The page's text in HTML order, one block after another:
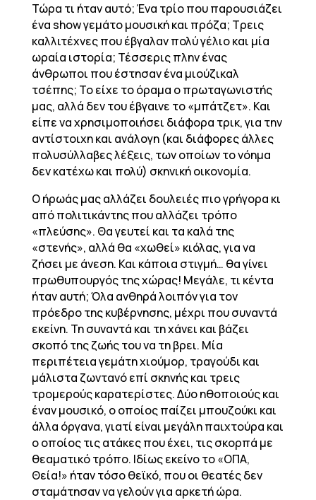
Τώρα τι ήταν αυτό; Ένα τρίο που παρουσιάζει
ένα show γεμάτο μουσική και πρόζα; Τρεις
καλλιτέχνες που έβγαλαν πολύ γέλιο και μία
ωραία ιστορία; Τέσσερις πλην ένας
άνθρωποι που έστησαν ένα μιούζικαλ
τσέπης; Το είχε το όραμα ο πρωταγωνιστής
μας, αλλά δεν του έβγαινε το «μπάτζετ». Και
είπε να χρησιμοποιήσει διάφορα τρικ, για την
αντίστοιχη και ανάλογη (και διάφορες άλλες
πολυσύλλαβες λέξεις, των οποίων το νόημα
δεν κατέχω και πολύ) σκηνική οικονομία.
Ο ήρωάς μας αλλάζει δουλειές πιο γρήγορα κι
από πολιτικάντης που αλλάζει τρόπο
«πλεύσης». Θα γευτεί και τα καλά της
«στενής», αλλά θα «χωθεί» κιόλας, για να
ζήσει με άνεση. Και κάποια στιγμή… θα γίνει
πρωθυπουργός της χώρας! Μεγάλε, τι κέντα
ήταν αυτή; Όλα ανθηρά λοιπόν για τον
πρόεδρο της κυβέρνησης, μέχρι που συναντά
εκείνη. Τη συναντά και τη χάνει και βάζει
σκοπό της ζωής του να τη βρει. Μία
περιπέτεια γεμάτη χιούμορ, τραγούδι και
μάλιστα ζωντανό επί σκηνής και τρεις
τρομερούς καρατερίστες. Δύο ηθοποιούς και
έναν μουσικό, ο οποίος παίζει μπουζούκι και
άλλα όργανα, γιατί είναι μεγάλη παιχτούρα και
ο οποίος τις ατάκες που έχει, τις σκορπά με
θεαματικό τρόπο. Ιδίως εκείνο το «ΟΠΑ,
Θεία!» ήταν τόσο θεϊκό, που οι θεατές δεν
σταμάτησαν να γελούν για αρκετή ώρα.